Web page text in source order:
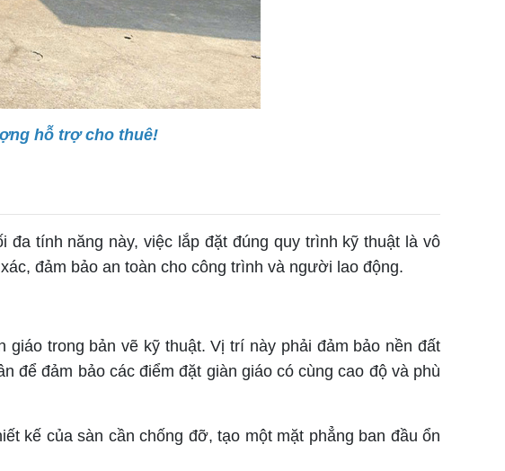
hỗ trợ cho thuê!
tính năng này, việc lắp đặt đúng quy trình kỹ thuật là vô
đảm bảo an toàn cho công trình và người lao động.
trong bản vẽ kỹ thuật. Vị trí này phải đảm bảo nền đất
để đảm bảo các điểm đặt giàn giáo có cùng cao độ và phù
kế của sàn cần chống đỡ, tạo một mặt phẳng ban đầu ổn